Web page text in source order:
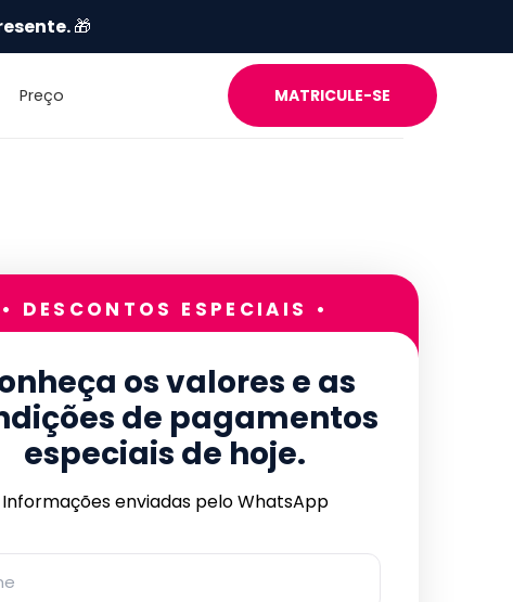
🎁
Preço MATRICULE-SE
• DESCONTOS ESPECIAIS •
os valores e as
de pagamentos
especiais de hoje.
Informações enviadas pelo WhatsApp